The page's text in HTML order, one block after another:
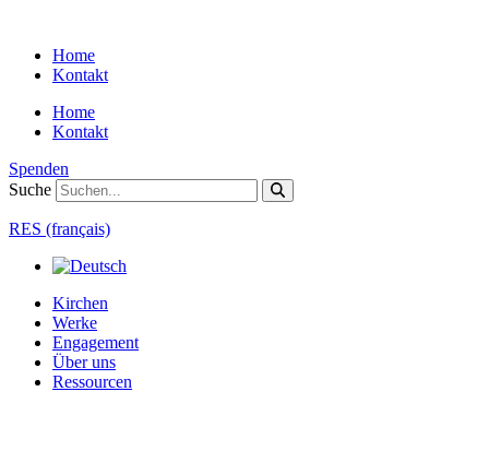
springenHome
Kontakt
Home
Kontakt
Spenden
Suche
RES (français)
Kirchen
Werke
Engagement
Über uns
Ressourcen